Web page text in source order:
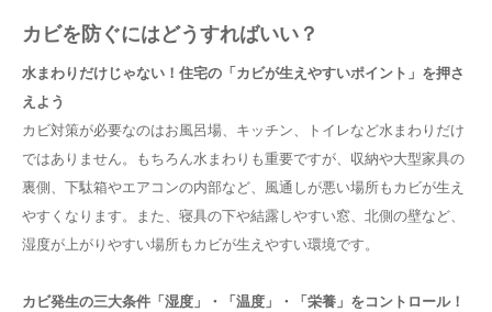
カビを防ぐにはどうすればいい？
水まわりだけじゃない！住宅の「カビが生えやすいポイント」を押さ
えよう
カビ対策が必要なのはお風呂場、キッチン、トイレなど水まわりだけ
ではありません。もちろん水まわりも重要ですが、収納や大型家具の
裏側、下駄箱やエアコンの内部など、風通しが悪い場所もカビが生え
やすくなります。また、寝具の下や結露しやすい窓、北側の壁など、
湿度が上がりやすい場所もカビが生えやすい環境です。
カビ発生の三大条件「湿度」・「温度」・「栄養」をコントロール！